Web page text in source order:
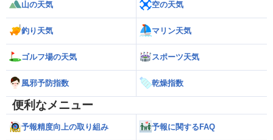
山の天気 空の天気
釣り天気 マリン天気
ゴルフ場の天気 スポーツ天気
風邪予防指数 乾燥指数
便利なメニュー
予報精度向上の取り組み 予報に関するFAQ